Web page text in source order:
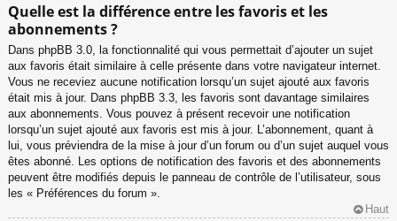
Quelle est la différence entre les favoris et les
abonnements ?
Dans phpBB 3.0, la fonctionnalité qui vous permettait d’ajouter un sujet
aux favoris était similaire à celle présente dans votre navigateur internet.
Vous ne receviez aucune notification lorsqu’un sujet ajouté aux favoris
était mis à jour. Dans phpBB 3.3, les favoris sont davantage similaires
aux abonnements. Vous pouvez à présent recevoir une notification
lorsqu’un sujet ajouté aux favoris est mis à jour. L’abonnement, quant à
lui, vous préviendra de la mise à jour d’un forum ou d’un sujet auquel vous
êtes abonné. Les options de notification des favoris et des abonnements
peuvent être modifiés depuis le panneau de contrôle de l’utilisateur, sous
les « Préférences du forum ».
Haut